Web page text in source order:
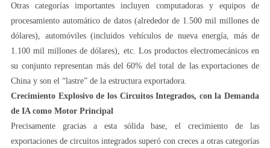
Otras categorías importantes incluyen computadoras y equipos de
procesamiento automático de datos (alrededor de 1.500 mil millones de
dólares), automóviles (incluidos vehículos de nueva energía, más de
1.100 mil millones de dólares), etc. Los productos electromecánicos en
su conjunto representan más del 60% del total de las exportaciones de
China y son el “lastre” de la estructura exportadora.
Crecimiento Explosivo de los Circuitos Integrados, con la Demanda
de IA como Motor Principal
Precisamente gracias a esta sólida base, el crecimiento de las
exportaciones de circuitos integrados superó con creces a otras categorías